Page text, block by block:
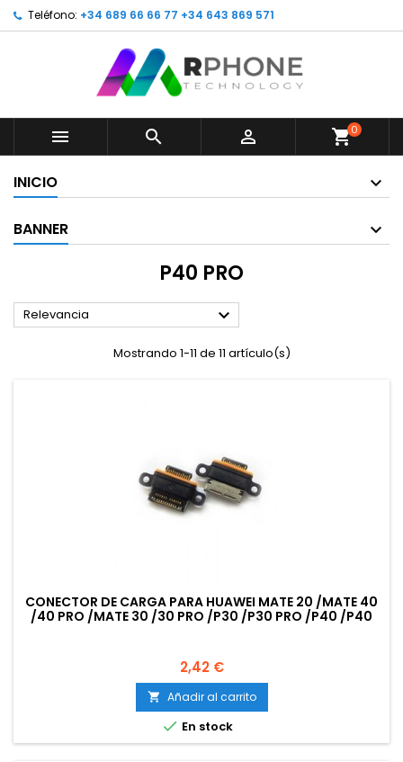
Teléfono: +34 689 66 66 77 +34 643 869 571
   shopping_cart0
INICIO
BANNER
P40 PRO
Relevancia 
Mostrando 1-11 de 11 artículo(s)
CONECTOR DE CARGA PARA HUAWEI MATE 20 /MATE 40
/40 PRO /MATE 30 /30 PRO /P30 /P30 PRO /P40 /P40
Precio
2,42 €
 Añadir al carrito
 En stock